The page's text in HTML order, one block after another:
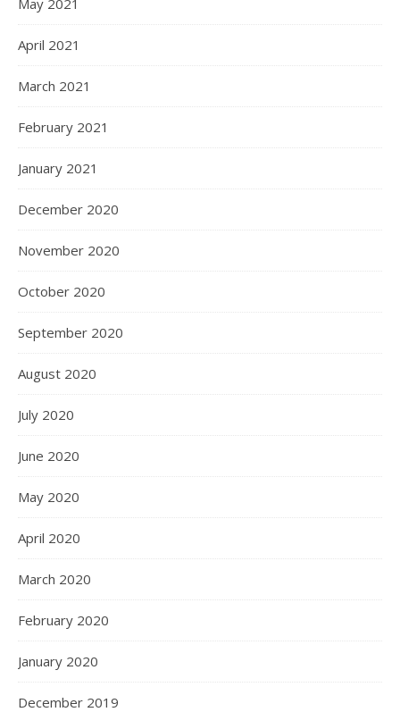
April 2021
March 2021
February 2021
January 2021
December 2020
November 2020
October 2020
September 2020
August 2020
July 2020
June 2020
May 2020
April 2020
March 2020
February 2020
January 2020
December 2019